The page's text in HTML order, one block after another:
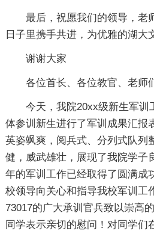
最后，祝愿我们的领导，老
日子里携手共进，为优雅的湖大
谢谢大家
各位首长、各位教官、老师
今天，我院20xx级新生军训
体参训新生进行了军训成果汇报
英姿飒爽，阅兵式、分列式队列
健，威武雄壮，展现了我院学子
年的军训工作已经取得了圆满成
校领导向关心和指导我校军训工
73017的广大承训官兵致以崇高
同学表示亲切的慰问！对同学们